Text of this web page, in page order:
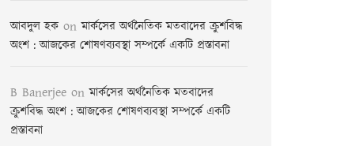
আবদুল হক onমার্কসের অর্থনৈতিক মতবাদের ক্রুশবিদ্ধ
অংশ : আজকের শোষণব্যবস্থা সম্পর্কে একটি প্রস্তাবনা
B Banerjee onমার্কসের অর্থনৈতিক মতবাদের
ক্রুশবিদ্ধ অংশ : আজকের শোষণব্যবস্থা সম্পর্কে একটি
প্রস্তাবনা